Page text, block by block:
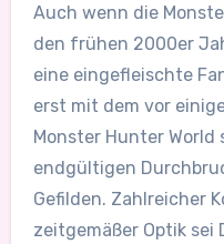
Auch wenn die
den frühen 2000er
eine eingefleischte
erst mit dem vor
Monster Hunter World
endgültigen
Gefilden. Zahlreicher
zeitgemäßer Optik sei